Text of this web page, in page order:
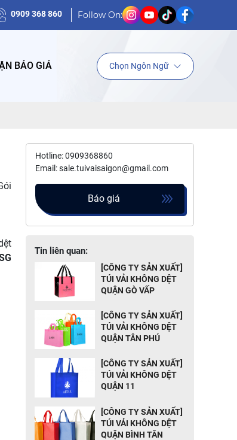
0909 368 860 Follow On:
BÁO GIÁ Chọn Ngôn Ngữ
Hotline: 0909368860
Email: sale.tuivaisaigon@gmail.com
Báo giá
Tin liên quan:
[CÔNG TY SẢN XUẤT]
TÚI VẢI KHÔNG DỆT
QUẬN GÒ VẤP
[CÔNG TY SẢN XUẤT]
TÚI VẢI KHÔNG DỆT
QUẬN TÂN PHÚ
[CÔNG TY SẢN XUẤT]
TÚI VẢI KHÔNG DỆT
QUẬN 11
[CÔNG TY SẢN XUẤT]
TÚI VẢI KHÔNG DỆT
QUẬN BÌNH TÂN